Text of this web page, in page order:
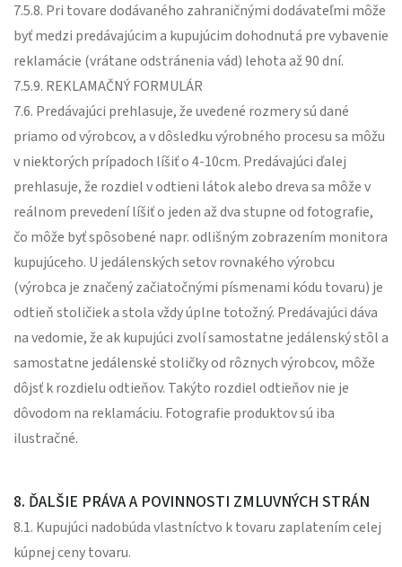
7.5.8. Pri tovare dodávaného zahraničnými dodávateľmi môže
byť medzi predávajúcim a kupujúcim dohodnutá pre vybavenie
reklamácie (vrátane odstránenia vád) lehota až 90 dní.
7.5.9. REKLAMAČNÝ FORMULÁR
7.6. Predávajúci prehlasuje, že uvedené rozmery sú dané
priamo od výrobcov, a v dôsledku výrobného procesu sa môžu
v niektorých prípadoch líšiť o 4-10cm. Predávajúci ďalej
prehlasuje, že rozdiel v odtieni látok alebo dreva sa môže v
reálnom prevedení líšiť o jeden až dva stupne od fotografie,
čo môže byť spôsobené napr. odlišným zobrazením monitora
kupujúceho. U jedálenských setov rovnakého výrobcu
(výrobca je značený začiatočnými písmenami kódu tovaru) je
odtieň stoličiek a stola vždy úplne totožný. Predávajúci dáva
na vedomie, že ak kupujúci zvolí samostatne jedálenský stôl a
samostatne jedálenské stoličky od rôznych výrobcov, môže
dôjsť k rozdielu odtieňov. Takýto rozdiel odtieňov nie je
dôvodom na reklamáciu. Fotografie produktov sú iba
ilustračné.
8. ĎALŠIE PRÁVA A POVINNOSTI ZMLUVNÝCH STRÁN
8.1. Kupujúci nadobúda vlastníctvo k tovaru zaplatením celej
kúpnej ceny tovaru.